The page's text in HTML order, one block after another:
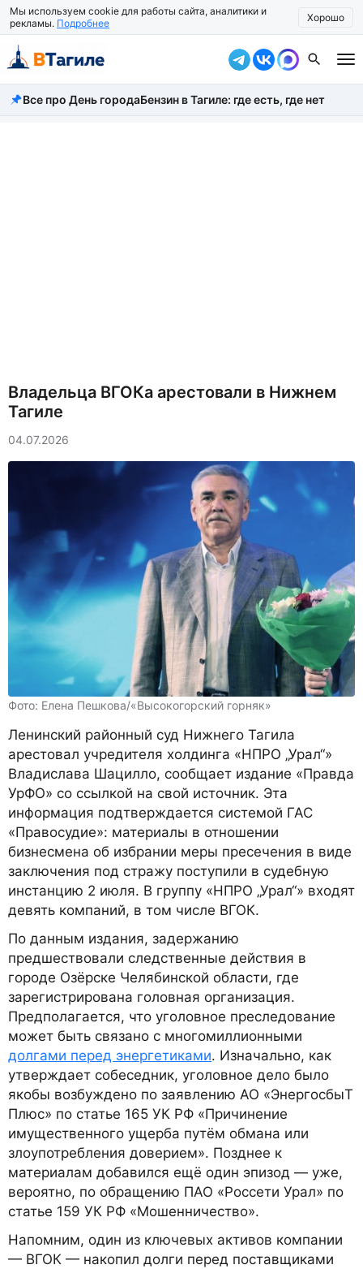
Мы используем cookie для работы сайта, аналитики и
рекламы. Подробнее Хорошо
Все новости
Все про День городаБензин в Тагиле: где есть, где нет
Владельца ВГОКа арестовали в Нижнем
Тагиле
04.07.2026
Фото: Елена Пешкова/«Высокогорский горняк»
Ленинский районный суд Нижнего Тагила
арестовал учредителя холдинга «НПРО „Урал“»
Владислава Шацилло, сообщает издание «Правда
УрФО» со ссылкой на свой источник. Эта
информация подтверждается системой ГАС
«Правосудие»: материалы в отношении
бизнесмена об избрании меры пресечения в виде
заключения под стражу поступили в судебную
инстанцию 2 июля. В группу «НПРО „Урал“» входят
девять компаний, в том числе ВГОК.
По данным издания, задержанию
предшествовали следственные действия в
городе Озёрске Челябинской области, где
зарегистрирована головная организация.
Предполагается, что уголовное преследование
может быть связано с многомиллионными
долгами перед энергетиками. Изначально, как
утверждает собеседник, уголовное дело было
якобы возбуждено по заявлению АО «ЭнергосбыТ
Плюс» по статье 165 УК РФ «Причинение
имущественного ущерба путём обмана или
злоупотребления доверием». Позднее к
материалам добавился ещё один эпизод — уже,
вероятно, по обращению ПАО «Россети Урал» по
статье 159 УК РФ «Мошенничество».
Напомним, один из ключевых активов компании
— ВГОК — накопил долги перед поставщиками